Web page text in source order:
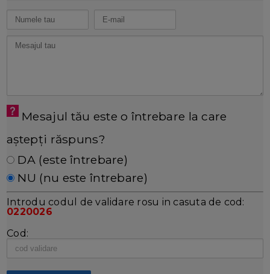
Mesajul tău este o întrebare la care
aștepți răspuns?
DA (este întrebare)
NU (nu este întrebare)
Introdu codul de validare rosu in casuta de cod:
0220026
Cod: